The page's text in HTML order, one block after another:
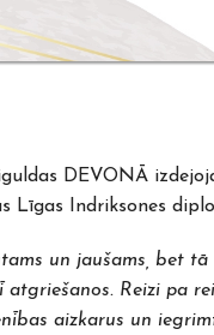
DEVONĀ
Indriksones
un jaušams, bet
Reizi pa
aizkarus un